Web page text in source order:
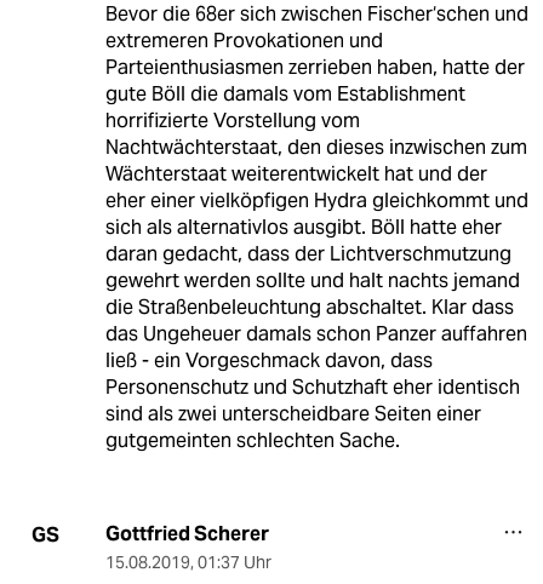
Bevor die 68er sich zwischen Fischer‘schen und
extremeren Provokationen und
Parteienthusiasmen zerrieben haben, hatte der
gute Böll die damals vom Establishment
horrifizierte Vorstellung vom
Nachtwächterstaat, den dieses inzwischen zum
Wächterstaat weiterentwickelt hat und der
eher einer vielköpfigen Hydra gleichkommt und
sich als alternativlos ausgibt. Böll hatte eher
daran gedacht, dass der Lichtverschmutzung
gewehrt werden sollte und halt nachts jemand
die Straßenbeleuchtung abschaltet. Klar dass
das Ungeheuer damals schon Panzer auffahren
ließ - ein Vorgeschmack davon, dass
Personenschutz und Schutzhaft eher identisch
sind als zwei unterscheidbare Seiten einer
gutgemeinten schlechten Sache.
GS Gottfried Scherer
15.08.2019, 01:37 Uhr